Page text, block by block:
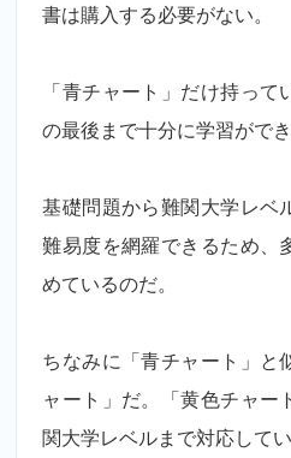
書は購入する必要がない。
「青チャート」だけ持っ
の最後まで十分に学習ができ
基礎問題から難関大学レベ
難易度を網羅できるため、
めているのだ。
ちなみに「青チャート」と
ャート」だ。「黄色チャー
関大学レベルまで対応してい